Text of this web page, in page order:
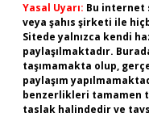
Yasal Uyarı: Bu internet
veya şahıs şirketi ile
Sitede yalnızca kendi
paylaşılmaktadır.
taşımamakta olup,
paylaşım
benzerlikleri tamamen
taslak halindedir ve